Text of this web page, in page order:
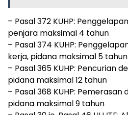
– Pasal 372 KUHP:
penjara maksimal 4 tahun
– Pasal 374 KUHP:
kerja, pidana maksimal 5 tahun
– Pasal 365 KUHP: Pencurian
pidana maksimal 12 tahun
– Pasal 368 KUHP:
pidana maksimal 9 tahun